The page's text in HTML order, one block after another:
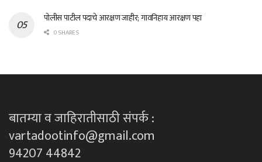
पोलीस पाटील पदाचे आरक्षण जाहीर; गावनिहाय आरक्षण पहा
0 SHARES
बातम्या व जाहिरातीसाठी संपर्क :
vartadootinfo@gmail.com
94207 44842